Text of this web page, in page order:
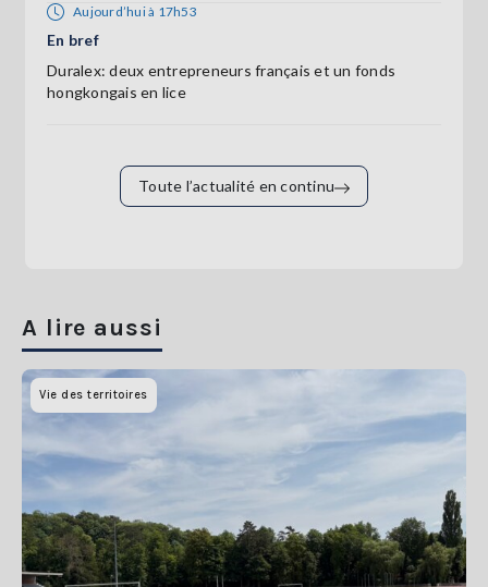
Aujourd’hui à 17h53
En bref
Duralex: deux entrepreneurs français et un fonds
hongkongais en lice
Toute l’actualité en continu
A lire aussi
Vie des territoires